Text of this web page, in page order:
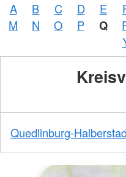
A B C D E
M
N O P Q
Quedlinburg-